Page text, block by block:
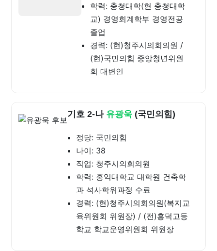
학력: 충청대학(현 충청대학
교) 경영회계학부 경영전공
졸업
경력: (현)청주시의회의원 /
(현)국민의힘 중앙청년위원
회 대변인
기호 2-나 유광욱 (국민의힘)
정당: 국민의힘
나이: 38
직업: 청주시의회의원
학력: 홍익대학교 대학원 건축학
과 석사학위과정 수료
경력: (현)청주시의회의원(복지교
육위원회 위원장) / (전)흥덕고등
학교 학교운영위원회 위원장